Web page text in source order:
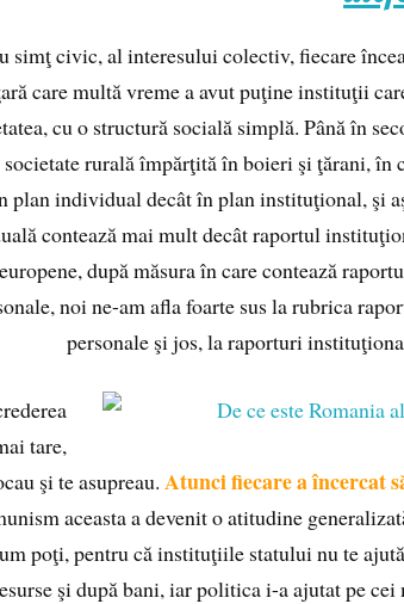
simţ civic, al interesului colectiv, fiecare
care multă vreme a avut puţine instituţii
cu o structură socială simplă. Până în
rurală împărţită în boieri şi ţărani, în
plan individual decât în plan instituţional, şi
contează mai mult decât raportul
după măsura în care contează
noi ne-am afla foarte sus la rubrica
personale şi jos, la raporturi
tare,
şi te asupreau.Atunci fiecare a încercat
aceasta a devenit o atitudine
poţi, pentru că instituţiile statului nu te
şi după bani, iar politica i-a ajutat pe cei